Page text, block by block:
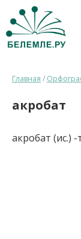
Главная /
акробат
акробат (ис.) -